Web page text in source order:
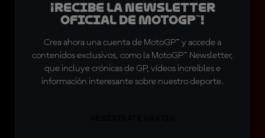
¡Recibe la Newsletter
oficial de MotoGP™!
Crea ahora una cuenta de MotoGP™ y accede a
contenidos exclusivos, como la MotoGP™ Newsletter,
que incluye crónicas de GP, vídeos increíbles e
información interesante sobre nuestro deporte.